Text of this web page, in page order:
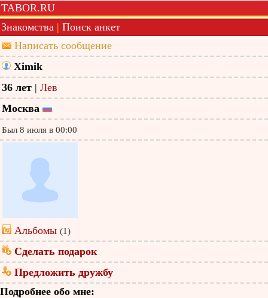
TABOR.RU
Знакомства | Поиск анкет
Написать сообщение
Ximik
36 лет | Лев
Москва
Был 8 июля в 00:00
Альбомы (1)
Сделать подарок
Предложить дружбу
Подробнее обо мне: